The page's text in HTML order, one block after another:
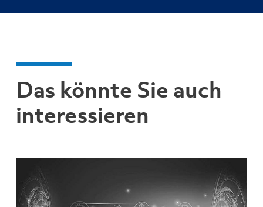
Das könnte Sie auch
interessieren